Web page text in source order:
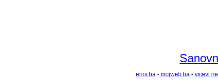
eros.ba- mojweb.ba-